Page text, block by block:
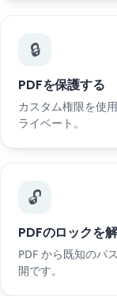
🔒
PDFを保護する
カスタム権限を使
ライベート。
🔓
PDFのロックを
PDF から既知のパ
開です。